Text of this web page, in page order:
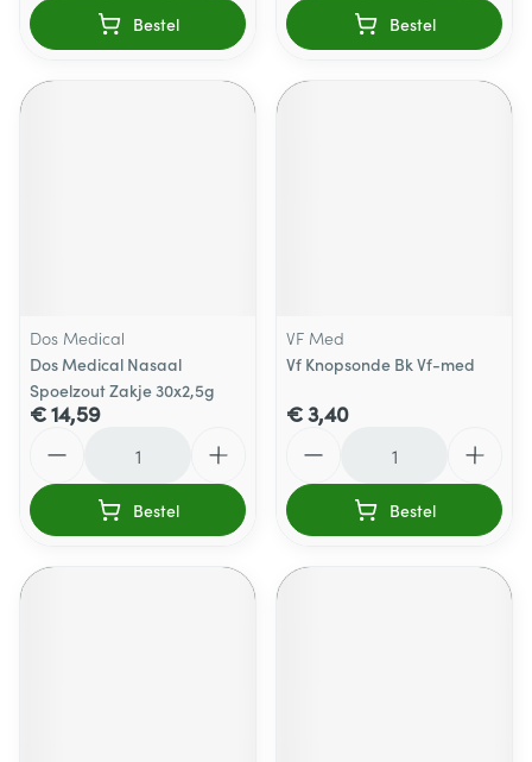
Bestel Bestel
Dos Medical
Dos Medical Nasaal
Spoelzout Zakje 30x2,5g
€ 14,59
Bestel
VF Med
Vf Knopsonde Bk Vf-med
€ 3,40
Bestel